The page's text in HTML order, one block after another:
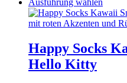
weist
auf.
Happy Socks
Hello Kitty